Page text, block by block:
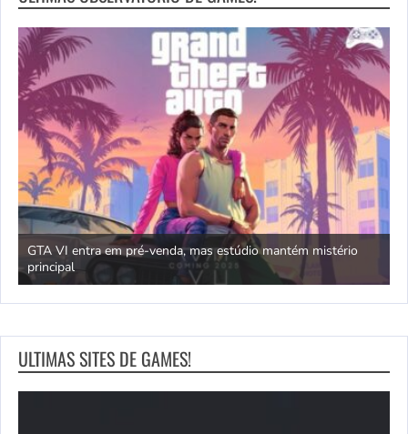
GTA VI entra em pré-venda, mas estúdio mantém mistério
principal
ULTIMAS SITES DE GAMES!